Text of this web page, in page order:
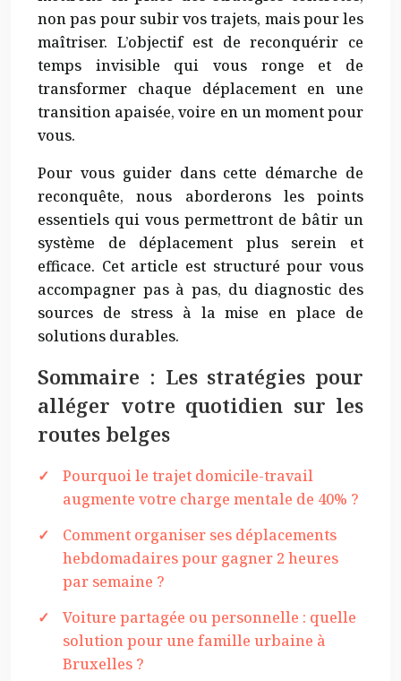
non pas pour subir vos trajets, mais pour les
maîtriser. L’objectif est de reconquérir ce
temps invisible qui vous ronge et de
transformer chaque déplacement en une
transition apaisée, voire en un moment pour
vous.
Pour vous guider dans cette démarche de
reconquête, nous aborderons les points
essentiels qui vous permettront de bâtir un
système de déplacement plus serein et
efficace. Cet article est structuré pour vous
accompagner pas à pas, du diagnostic des
sources de stress à la mise en place de
solutions durables.
Sommaire : Les stratégies pour
alléger votre quotidien sur les
routes belges
Pourquoi le trajet domicile-travail
augmente votre charge mentale de 40% ?
Comment organiser ses déplacements
hebdomadaires pour gagner 2 heures
par semaine ?
Voiture partagée ou personnelle : quelle
solution pour une famille urbaine à
Bruxelles ?